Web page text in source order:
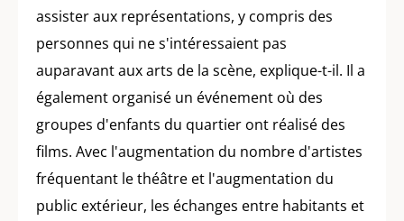
assister aux représentations, y compris des
personnes qui ne s'intéressaient pas
auparavant aux arts de la scène, explique-t-il. Il a
également organisé un événement où des
groupes d'enfants du quartier ont réalisé des
films. Avec l'augmentation du nombre d'artistes
fréquentant le théâtre et l'augmentation du
public extérieur, les échanges entre habitants et